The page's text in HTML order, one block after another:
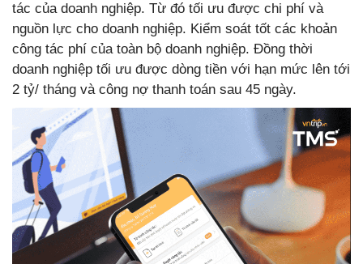
tác của doanh nghiệp. Từ đó tối ưu được chi phí và
nguồn lực cho doanh nghiệp. Kiểm soát tốt các khoản
công tác phí của toàn bộ doanh nghiệp. Đồng thời
doanh nghiệp tối ưu được dòng tiền với hạn mức lên tới
2 tỷ/ tháng và công nợ thanh toán sau 45 ngày.